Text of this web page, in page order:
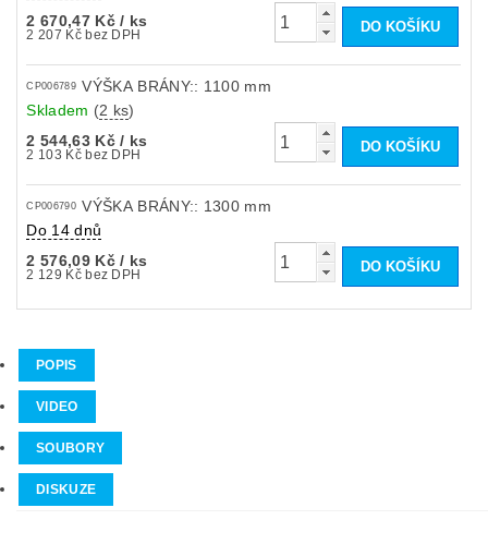
2 670,47 Kč/ ks
2 207 Kč bez DPH
CP006789 VÝŠKA BRÁNY:: 1100 mm
Skladem (2 ks)
2 544,63 Kč/ ks
2 103 Kč bez DPH
CP006790 VÝŠKA BRÁNY:: 1300 mm
Do 14 dnů
2 576,09 Kč/ ks
2 129 Kč bez DPH
POPIS
VIDEO
SOUBORY
DISKUZE